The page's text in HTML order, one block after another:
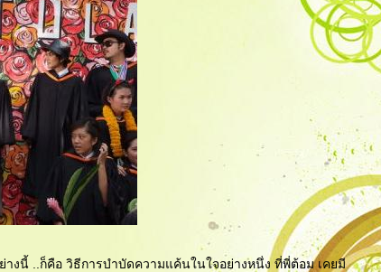
งนี้ ..ก็คือ วิธีการบำบัดความแค้นในใจอย่างหนึ่ง ที่พี่ต้อม เคยมี